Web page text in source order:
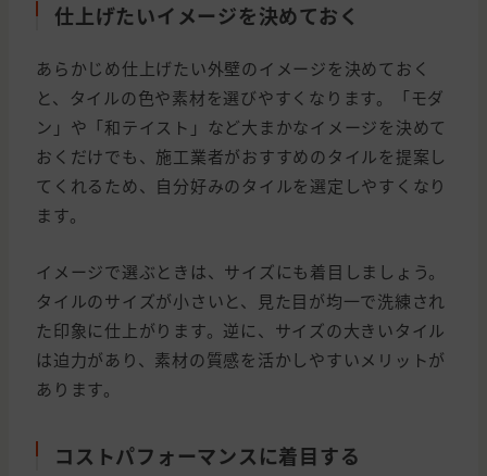
仕上げたいイメージを決めておく
あらかじめ仕上げたい外壁のイメージを決めておく
と、タイルの色や素材を選びやすくなります。「モダ
ン」や「和テイスト」など大まかなイメージを決めて
おくだけでも、施工業者がおすすめのタイルを提案し
てくれるため、自分好みのタイルを選定しやすくなり
ます。
イメージで選ぶときは、サイズにも着目しましょう。
タイルのサイズが小さいと、見た目が均一で洗練され
た印象に仕上がります。逆に、サイズの大きいタイル
は迫力があり、素材の質感を活かしやすいメリットが
あります。
コストパフォーマンスに着目する